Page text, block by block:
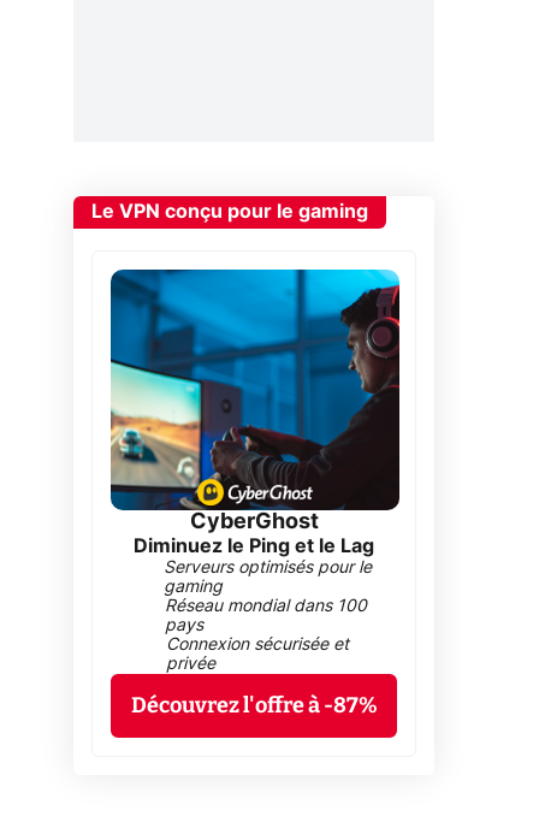
Le VPN conçu pour le gaming
CyberGhost
Diminuez le Ping et le Lag
Serveurs optimisés pour le
gaming
Réseau mondial dans 100
pays
Connexion sécurisée et
privée
Découvrez l'offre à -87%